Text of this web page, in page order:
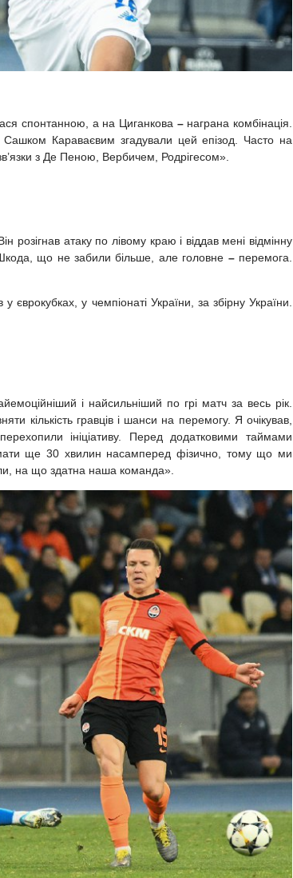
спонтанною, а на Циганкова –награна комбінація.
Караваєвим згадували цей епізод. Часто на
з Де Пеною, Вербичем, Родрігесом».
атаку по лівому краю і віддав мені відмінну
що не забили більше, але головне –перемога.
у чемпіонаті України, за збірну України.
і найсильніший по грі матч за весь рік.
кількість гравців і шанси на перемогу. Я очікував,
ініціативу. Перед додатковими таймами
ще 30 хвилин насамперед фізично, тому що ми
на що здатна наша команда».